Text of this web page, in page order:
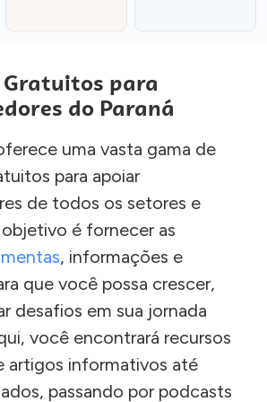
Gratuitos para
do Paraná
uma vasta gama de
para apoiar
de todos os setores e
é fornecer as
, informações e
que você possa crescer,
desafios em sua jornada
você encontrará recursos
artigos informativos até
passando por podcasts